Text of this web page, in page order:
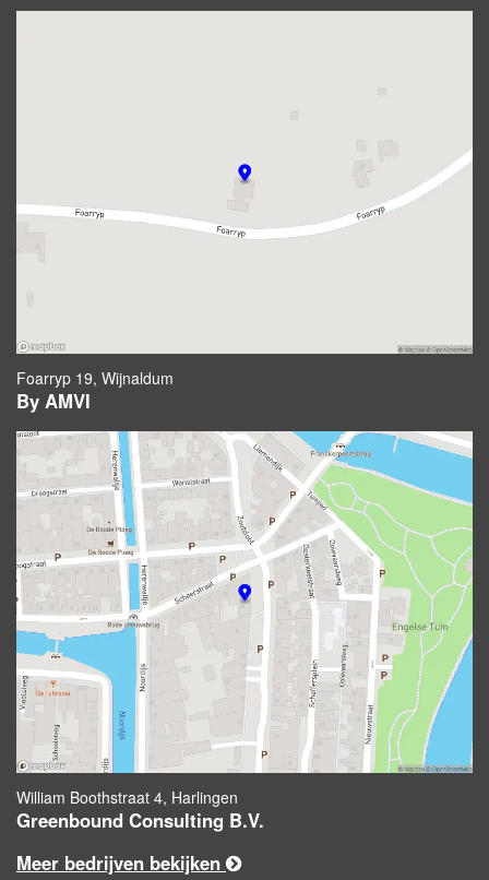
Foarryp 19, Wijnaldum
By AMVI
William Boothstraat 4, Harlingen
Greenbound Consulting B.V.
Meer bedrijven bekijken